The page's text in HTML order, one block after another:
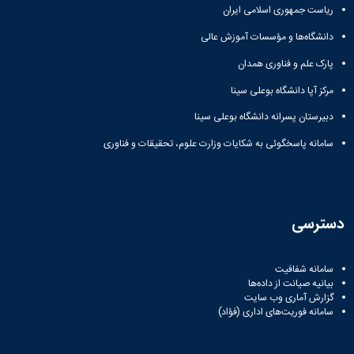
مرتبط
بنیاد
نخبگان
شرکت
های
دانش
آئین
نامه
پژوهشی
فرم
های
پژوهشی
ریاست جمهوری اسلامی ایران
دانشگاه‌ها و مؤسسات آموزش عالی
پارک علم و فناوری همدان
مرکز آپا دانشگاه بوعلی سینا
دبیرستان پسرانه دانشگاه بوعلی سینا
سامانه پاسخگوئی به شکایات وزارت علوم، تحقیقات و فناوری
دسترسی
سامانه شفافیت
بیانیه صیانت از داده‌ها
گزارش آماری وب‌ سایت
سامانه فوریت‌های اداری (فؤاد)